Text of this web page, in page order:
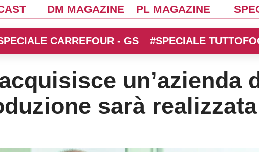
DM MAGAZINE PL MAGAZINE
CARREFOUR - GS #SPECIALE
un’azienda
sarà realizzata